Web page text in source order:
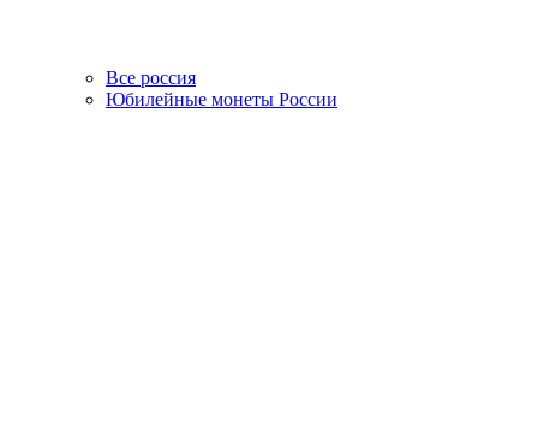
Все россия
Юбилейные монеты России